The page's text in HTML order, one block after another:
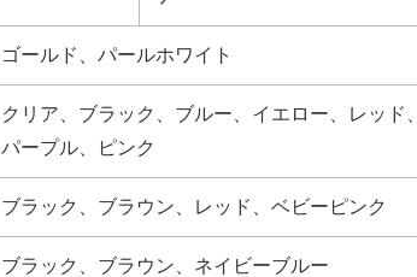
ゴールド、パールホワイト
クリア、ブラック、ブルー、イエロー、レッド、
パープル、ピンク
ブラック、ブラウン、レッド、ベビーピンク
ブラック、ブラウン、ネイビーブルー